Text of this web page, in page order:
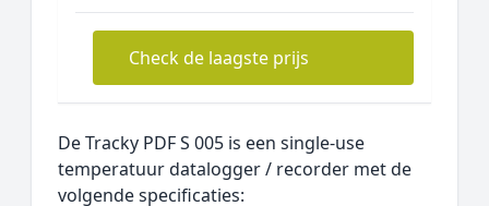
Check de laagste prijs
De Tracky PDF S 005 is een single-use
temperatuur datalogger / recorder met de
volgende specificaties: